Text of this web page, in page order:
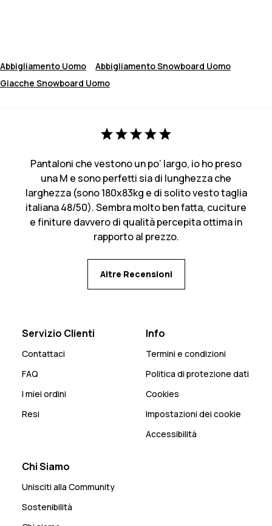
Abbigliamento Uomo
Abbigliamento Snowboard Uomo
Giacche Snowboard Uomo
Pantaloni che vestono un po’ largo, io ho preso
una M e sono perfetti sia di lunghezza che
larghezza (sono 180x83kg e di solito vesto taglia
italiana 48/50). Sembra molto ben fatta, cuciture
e finiture davvero di qualità percepita ottima in
rapporto al prezzo.
Altre Recensioni
Servizio Clienti
Contattaci
FAQ
I miei ordini
Resi
Info
Termini e condizioni
Politica di protezione dati
Cookies
Impostazioni dei cookie
Accessibilità
Chi Siamo
Unisciti alla Community
Sostenibilità